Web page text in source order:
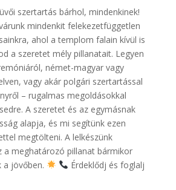
szertartás bárhol, mindenkinek!
mindenkit felekezetfüggetlen
ahol a templom falain kívül is
a szeretet mély pillanatait. Legyen
német-magyar vagy
vagy akár polgári szertartással
– rugalmas megoldásokkal
A szeretet és az egymásnak
alapja, és mi segítünk ezen
megtölteni. A lelkészünk
a meghatározó pillanat bármikor
a jövőben.
Érdeklődj és foglalj